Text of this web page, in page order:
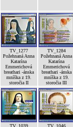
TV_1277
Požehnaná Anna
Katarína
Emmerichová
breathari -ánska
mníška z 19.
storočia II
TV_1284
Požehnaná Anna
Katarína
Emmerichová
breathari -ánska
mníška z 19.
storočia III
TV_1039 TV_1046